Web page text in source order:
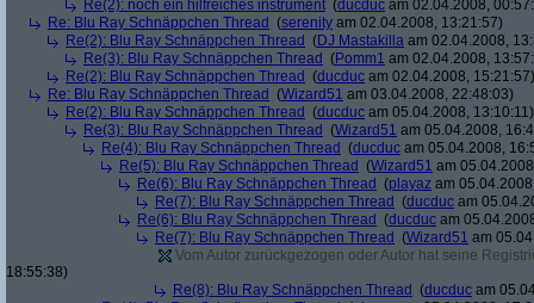
Re(2): noch ein hilfreiches instrument (ducduc am 02.04.2008,
Re: Blu Ray Schnäppchen Thread (serenity am 02.04.2008, 13:21:57)
Re(2): Blu Ray Schnäppchen Thread (DJ Mastakilla am 02.04.2008,
Re(3): Blu Ray Schnäppchen Thread (Pomm1 am 02.04.2008,
Re(2): Blu Ray Schnäppchen Thread (ducduc am 02.04.2008, 15:21:57)
Re: Blu Ray Schnäppchen Thread (Wizard51 am 03.04.2008, 22:48:03)
Re(2): Blu Ray Schnäppchen Thread (ducduc am 05.04.2008, 13:10:11)
Re(3): Blu Ray Schnäppchen Thread (Wizard51 am 05.04.2008,
Re(4): Blu Ray Schnäppchen Thread (ducduc am 05.04.2008,
Re(5): Blu Ray Schnäppchen Thread (Wizard51 am
Re(6): Blu Ray Schnäppchen Thread (playaz am
Re(7): Blu Ray Schnäppchen Thread (ducduc am
Re(6): Blu Ray Schnäppchen Thread (ducduc am
Re(7): Blu Ray Schnäppchen Thread (Wizard51 am
Vom Autor zurückgezogen oder Autor hat seine
18:55:38)
Re(8): Blu Ray Schnäppchen Thread (ducduc am